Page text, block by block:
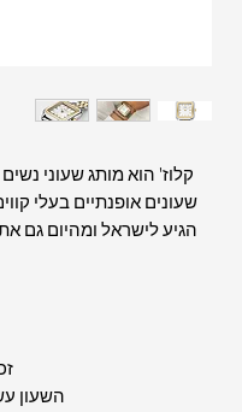
קלוז' הוא מותג שעוני
שעונים אופנתיים בעלי
הגיע לישראל ומהיום גם
השעון